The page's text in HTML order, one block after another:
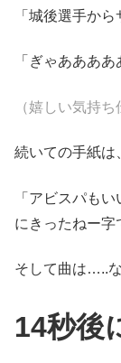
「城後選手か
「ぎゃあああ
（嬉しい気持ち
続いての手紙は
「アビスパも
にきったねー字
そして曲は…..
14秒後